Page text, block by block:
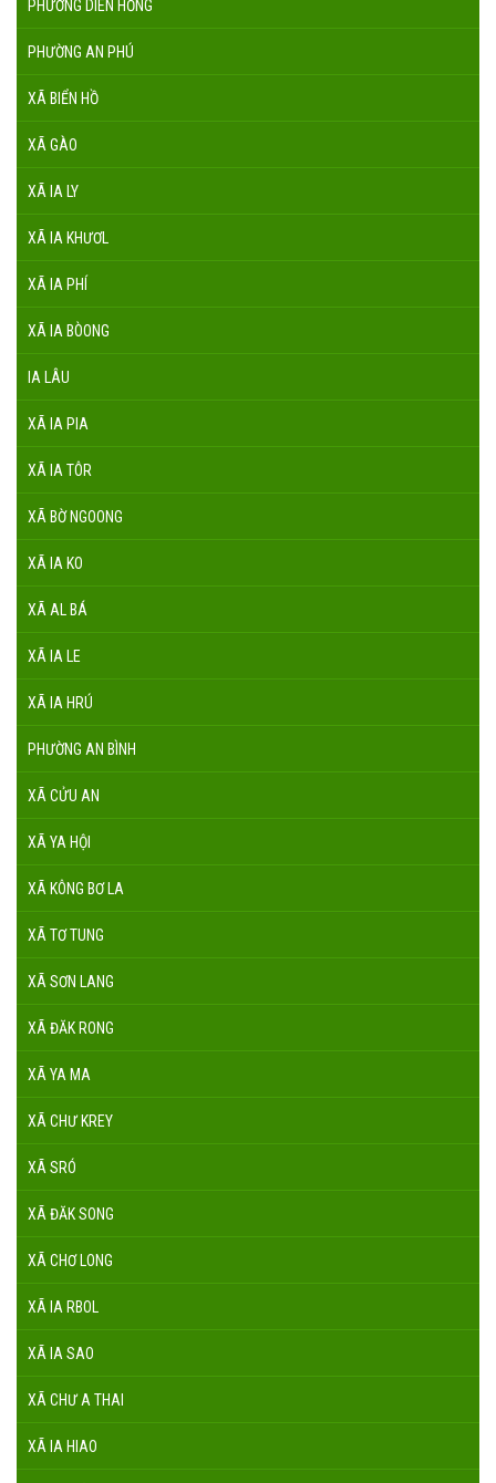
PHƯỜNG DIÊN HỒNG
PHƯỜNG AN PHÚ
XÃ BIỂN HỒ
XÃ GÀO
XÃ IA LY
XÃ IA KHƯƠL
XÃ IA PHÍ
XÃ IA BÒONG
IA LÂU
XÃ IA PIA
XÃ IA TÔR
XÃ BỜ NGOONG
XÃ IA KO
XÃ AL BÁ
XÃ IA LE
XÃ IA HRÚ
PHƯỜNG AN BÌNH
XÃ CỬU AN
XÃ YA HỘI
XÃ KÔNG BƠ LA
XÃ TƠ TUNG
XÃ SƠN LANG
XÃ ĐĂK RONG
XÃ YA MA
XÃ CHƯ KREY
XÃ SRÓ
XÃ ĐĂK SONG
XÃ CHƠ LONG
XÃ IA RBOL
XÃ IA SAO
XÃ CHƯ A THAI
XÃ IA HIAO